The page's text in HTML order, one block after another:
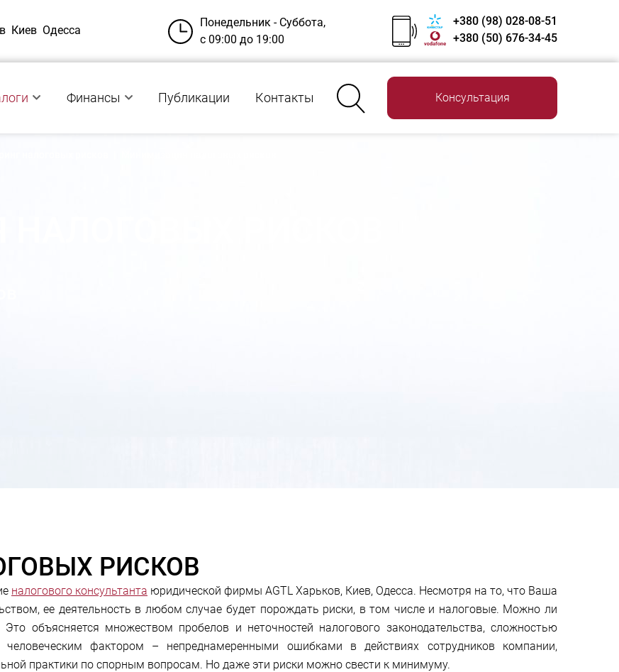
Киев Одесса
Понедельник - Суббота,
с 09:00 до 19:00
+380 (98) 028-08-51
+380 (50) 676-34-45
Финансы Публикации Контакты Консультация
РИСКОВ
РИСКОВ
налогового консультанта юридической фирмы AGTL Харьков, Киев, Одесса. Несмотря на то, что Ваша
ее деятельность в любом случае будет порождать риски, в том числе и налоговые. Можно ли
объясняется множеством пробелов и неточностей налогового законодательства, сложностью
фактором – непреднамеренными ошибками в действиях сотрудников компании,
практики по спорным вопросам. Но даже эти риски можно свести к минимуму.